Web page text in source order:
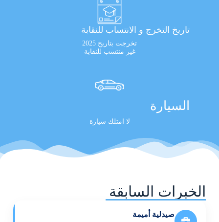
تاريخ التخرج و الانتساب للنقابة
تخرجت بتاريخ 2025
غير منتسب للنقابة
السيارة
لا امتلك سيارة
الخبرات السابقة
صيدلية أميمة